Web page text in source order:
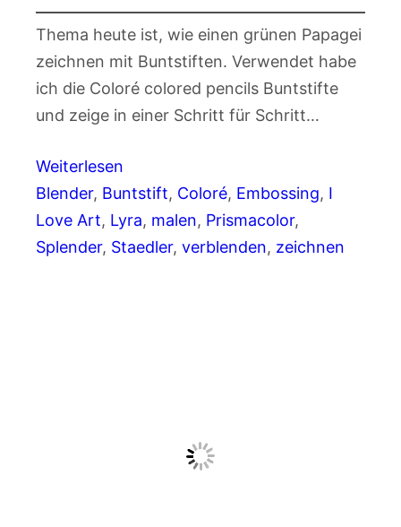
Thema heute ist, wie einen grünen Papagei
zeichnen mit Buntstiften. Verwendet habe
ich die Coloré colored pencils Buntstifte
und zeige in einer Schritt für Schritt…
Weiterlesen
Blender, Buntstift, Coloré, Embossing, I
Love Art, Lyra, malen, Prismacolor
Splender, Staedler, verblenden, zeichnen